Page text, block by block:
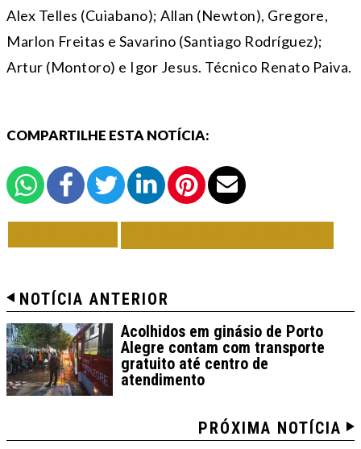
Alex Telles (Cuiabano); Allan (Newton), Gregore,
Marlon Freitas e Savarino (Santiago Rodríguez);
Artur (Montoro) e Igor Jesus. Técnico Renato Paiva.
COMPARTILHE ESTA NOTÍCIA:
NOTÍCIA ANTERIOR
Acolhidos em ginásio de Porto
Alegre contam com transporte
gratuito até centro de
atendimento
PRÓXIMA NOTÍCIA